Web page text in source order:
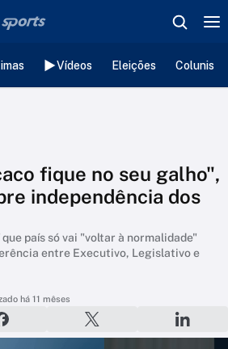
Vídeos Eleições
fique no seu galho",
independência dos
país só vai "voltar à normalidade"
entre Executivo, Legislativo e
há 11 mêses